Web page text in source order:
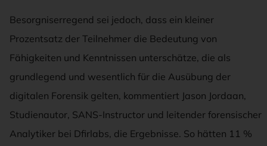
Besorgniserregend sei jedoch, dass ein kleiner
Prozentsatz der Teilnehmer die Bedeutung von
Fähigkeiten und Kenntnissen unterschätze, die als
grundlegend und wesentlich für die Ausübung der
digitalen Forensik gelten, kommentiert Jason Jordaan,
Studienautor, SANS-Instructor und leitender forensischer
Analytiker bei Dfirlabs, die Ergebnisse. So hätten 11 %